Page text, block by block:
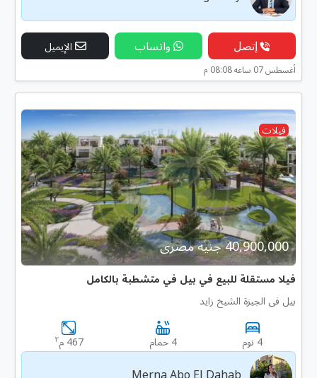
إتصل واتساب الإيميل
أغسطس 07 ساعه 08:08 م
فيلات
40,900,000 جنية مصرى
فيلا مستقلة للبيع في بيل في متشطبة بالكامل
بيل فى الجيزة الشيخ زايد
4 نوم 4 حمام 467 م ٢
Merna Abo El Dahab